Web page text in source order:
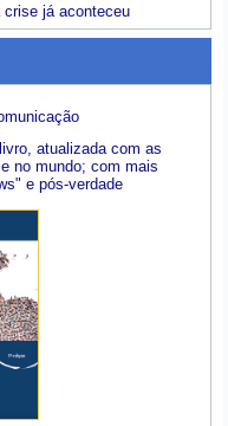
já aconteceu
atualizada com as
no mundo; com mais
e pós-verdade